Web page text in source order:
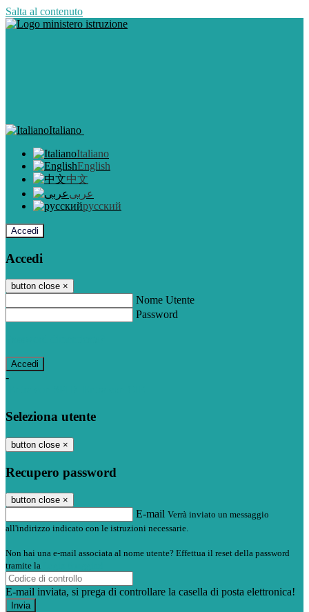
Salta al contenuto
Italiano
Italiano
English
中文
عربى
русский
Accedi
Accedi
button close ×
Nome Utente
Password
-
Seleziona utente
button close ×
Recupero password
button close ×
E-mail Verrà inviato un messaggio
all'indirizzo indicato con le istruzioni necessarie.
Non hai una e-mail associata al nome utente? Effettua il reset della password
tramite la
E-mail inviata, si prega di controllare la casella di posta elettronica!